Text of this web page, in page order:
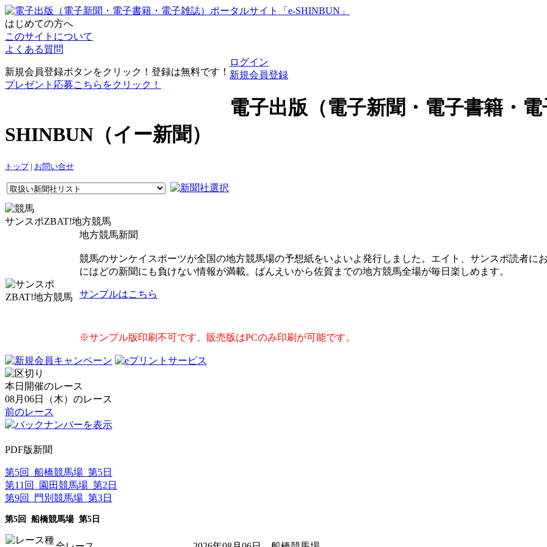
はじめての方へ
このサイトについて
よくある質問
新規会員登録ボタンをクリック！登録は無料です！
プレゼント応募こちらをクリック！
ログイン
新規会員登録
電子出版（電子新聞・電子書籍・
SHINBUN（イー新聞）
トップ| お問い合せ
サンスポZBAT!地方競馬
地方競馬新聞
競馬のサンケイスポーツが全国の地方競馬場の予想紙をいよいよ発行しました。エイト、サンスポ読者に
にはどの新聞にも負けない情報が満載。ばんえいから佐賀までの地方競馬全場が毎日楽しめます。
サンプルはこちら
※サンプル版印刷不可です。販売版はPCのみ印刷が可能です。
本日開催のレース
08月06日（木）のレース
前のレース
PDF版新聞
第5回 船橋競馬場 第5日
第11回 園田競馬場 第2日
第9回 門別競馬場 第3日
第5回 船橋競馬場 第5日